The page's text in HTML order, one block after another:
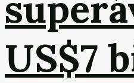
US$7